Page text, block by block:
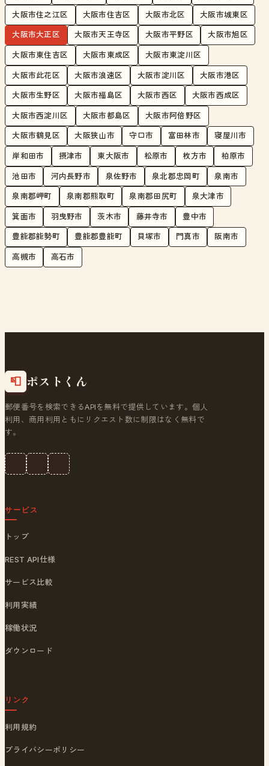
大阪市住之江区 大阪市住吉区 大阪市北区 大阪市城東区
大阪市大正区 大阪市天王寺区 大阪市平野区 大阪市旭区
大阪市東住吉区 大阪市東成区 大阪市東淀川区
大阪市此花区 大阪市浪速区 大阪市淀川区 大阪市港区
大阪市生野区 大阪市福島区 大阪市西区 大阪市西成区
大阪市西淀川区 大阪市都島区 大阪市阿倍野区
大阪市鶴見区 大阪狭山市 守口市 富田林市 寝屋川市
岸和田市 摂津市 東大阪市 松原市 枚方市 柏原市
池田市 河内長野市 泉佐野市 泉北郡忠岡町 泉南市
泉南郡岬町 泉南郡熊取町 泉南郡田尻町 泉大津市
箕面市 羽曳野市 茨木市 藤井寺市 豊中市
豊能郡能勢町 豊能郡豊能町 貝塚市 門真市 阪南市
高槻市 高石市
📮 ポストくん
郵便番号を検索できるAPIを無料で提供しています。個人
利用、商用利用ともにリクエスト数に制限はなく無料で
す。
サービス
トップ
REST API仕様
サービス比較
利用実績
稼働状況
ダウンロード
リンク
利用規約
プライバシーポリシー